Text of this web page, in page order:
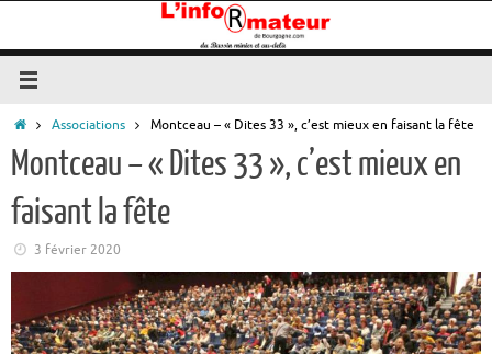
contenu
Accueil
Associations Montceau – « Dites 33 », c’est mieux en faisant la fête
Montceau – « Dites 33 », c’est mieux en
faisant la fête
3 février 2020